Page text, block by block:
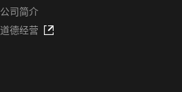
公司简介
道德经营